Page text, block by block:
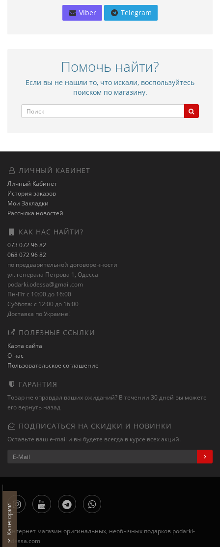
Viber Telegram
Помочь найти?
Если вы не нашли то, что искали, воспользуйтесь
поиском по магазину.
ЛИЧНЫЙ КАБИНЕТ
Личный Кабинет
История заказов
Мои Закладки
Рассылка новостей
КАК НАС НАЙТИ?
073 072 96 82
068 072 96 82
по предварительной договоренности
ул. генерала Петрова 1, Одесса
podarki.odessa@gmail.com
Пн-Пт с 10:00 до 16:00
Суббота: с 12:00 до 16:00
Доставка по Украине!
ПОЛЕЗНЫЕ ССЫЛКИ
Карта сайта
О нас
Пользовательское соглашение
ГАРАНТИЯ
Товар не оправдал ваших ожиданий? В течении 30 дней вы можете
его вернуть назад
ПОДПИСАТЬСЯ НА СКИДКИ И НОВИНКИ
Оставьте ваш e-mail и вы будете всегда в курсе всех акций.
Интернет магазин оригинальных, необычных подарков podarki-
odessa.com
Категории